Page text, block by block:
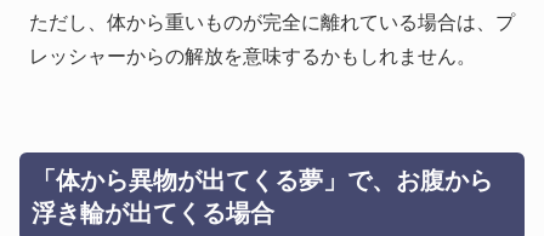
ただし、体から重いものが完全に離れている場合は、プ
レッシャーからの解放を意味するかもしれません。
「体から異物が出てくる夢」で、お腹から
浮き輪が出てくる場合